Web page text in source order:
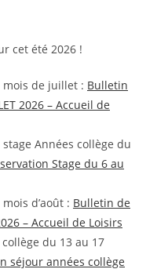
cet été 2026 !
de juillet : Bulletin
2026 – Accueil de
Années collège du
Stage du 6 au
d’août : Bulletin de
– Accueil de Loisirs
du 13 au 17
séjour années collège